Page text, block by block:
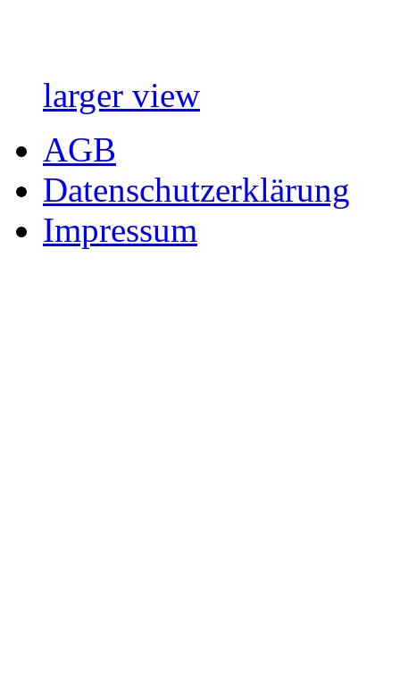
larger view
AGB
Datenschutzerklärung
Impressum